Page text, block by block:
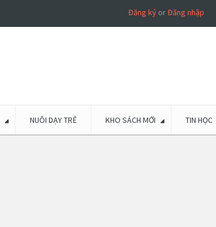
Đăng kýorĐăng nhập
NUÔI DẠY TRẺ KHO SÁCH MỚI TIN HỌC